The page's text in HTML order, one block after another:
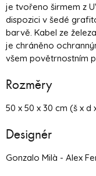
je tvořeno širmem z
dispozici v šedé
barvě. Kabel ze
je chráněno
všem povětrnostním
Rozměry
50 x 50 x 30 cm (š x d
Designér
Gonzalo Milà - Alex